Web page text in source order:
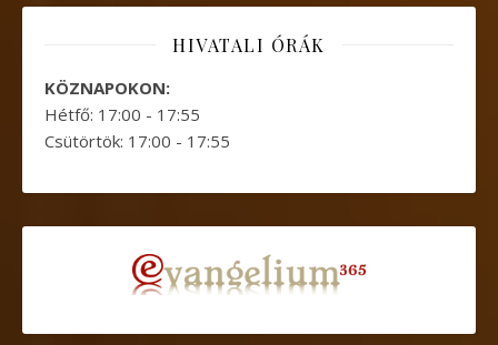
HIVATALI ÓRÁK
KÖZNAPOKON:
Hétfő: 17:00 - 17:55
Csütörtök: 17:00 - 17:55